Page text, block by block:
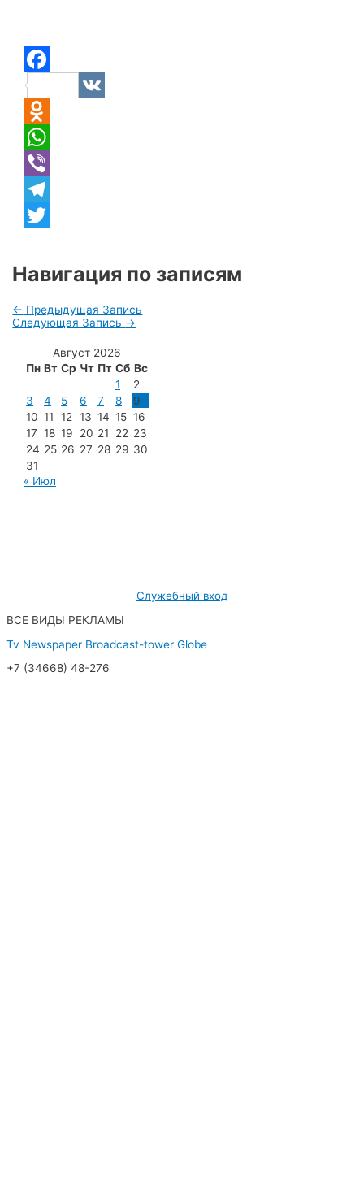
Facebook
VK
Odnoklassniki
WhatsApp
Viber
Telegram
Навигация по записям
← Предыдущая Запись
Следующая Запись →
Август 2026
Пн Вт Ср Чт Пт Сб Вс
1
2
3
4 5 6 7 8
9
10 11 12 13 14 15 16
17 18 19 20 21 22 23
24 25 26 27 28 29 30
31
« Июл
Служебный вход
ВСЕ ВИДЫ РЕКЛАМЫ
Tv Newspaper Broadcast-tower Globe
+7 (34668) 48-276